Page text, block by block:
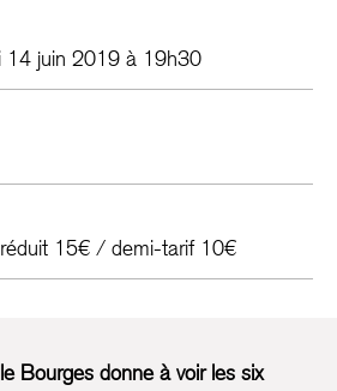
14 juin 2019 à 19h30
15€ / demi-tarif 10€
Bourges donne à voir les six